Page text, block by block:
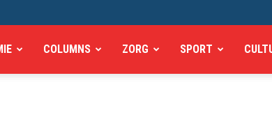
COLUMNS ZORG SPORT